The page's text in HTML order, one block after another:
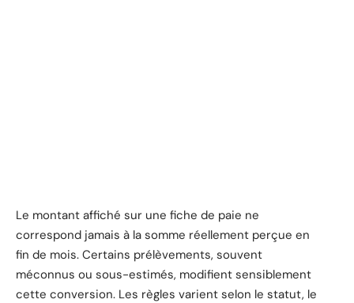
Le montant affiché sur une fiche de paie ne
correspond jamais à la somme réellement perçue en
fin de mois. Certains prélèvements, souvent
méconnus ou sous-estimés, modifient sensiblement
cette conversion. Les règles varient selon le statut, le